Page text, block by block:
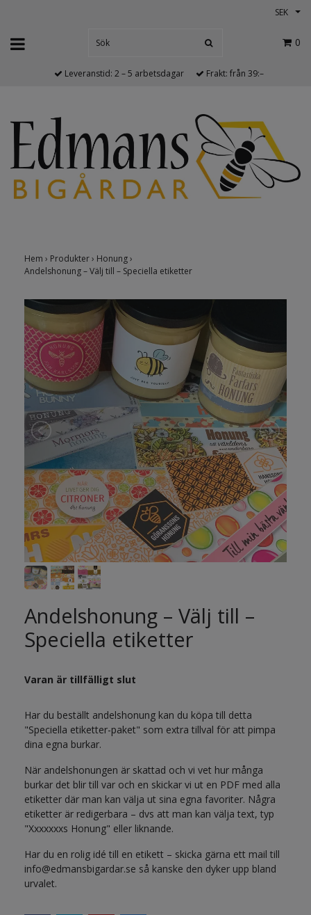
SEK
0
Leveranstid: 2 – 5 arbetsdagar Frakt: från 39:–
Hem › Produkter› Honung›
Andelshonung – Välj till – Speciella etiketter
Andelshonung – Välj till –
Speciella etiketter
Varan är tillfälligt slut
Har du beställt andelshonung kan du köpa till detta
"Speciella etiketter-paket" som extra tillval för att pimpa
dina egna burkar.
När andelshonungen är skattad och vi vet hur många
burkar det blir till var och en skickar vi ut en PDF med alla
etiketter där man kan välja ut sina egna favoriter. Några
etiketter är redigerbara – dvs att man kan välja text, typ
"Xxxxxxxs Honung" eller liknande.
Har du en rolig idé till en etikett – skicka gärna ett mail till
info@edmansbigardar.se så kanske den dyker upp bland
urvalet.